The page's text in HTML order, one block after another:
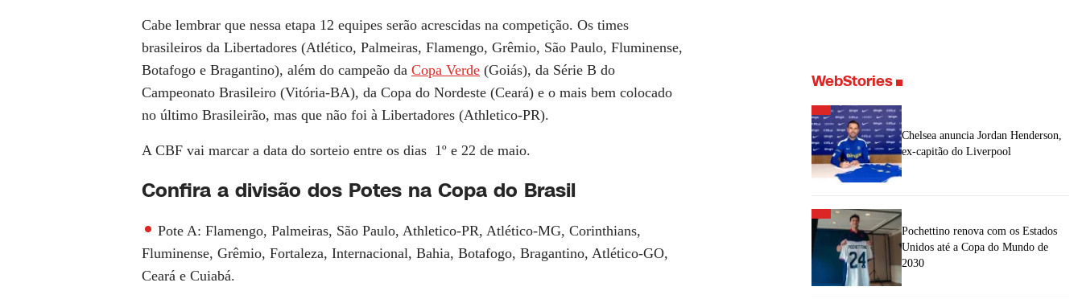
Cabe lembrar que nessa etapa 12 equipes serão acrescidas na competição. Os times
brasileiros da Libertadores (Atlético, Palmeiras, Flamengo, Grêmio, São Paulo, Fluminense,
Botafogo e Bragantino), além do campeão da Copa Verde (Goiás), da Série B do
Campeonato Brasileiro (Vitória-BA), da Copa do Nordeste (Ceará) e o mais bem colocado
no último Brasileirão, mas que não foi à Libertadores (Athletico-PR).
A CBF vai marcar a data do sorteio entre os dias 1º e 22 de maio.
Confira a divisão dos Potes na Copa do Brasil
Pote A: Flamengo, Palmeiras, São Paulo, Athletico-PR, Atlético-MG, Corinthians,
Fluminense, Grêmio, Fortaleza, Internacional, Bahia, Botafogo, Bragantino, Atlético-GO,
Ceará e Cuiabá.
WebStories
Chelsea anuncia Jordan Henderson,
ex-capitão do Liverpool
Pochettino renova com os Estados
Unidos até a Copa do Mundo de
2030